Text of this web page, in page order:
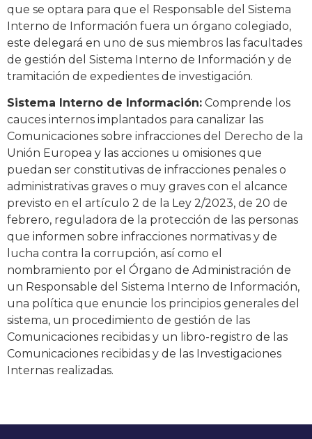
que se optara para que el Responsable del Sistema
Interno de Información fuera un órgano colegiado,
este delegará en uno de sus miembros las facultades
de gestión del Sistema Interno de Información y de
tramitación de expedientes de investigación.
Sistema Interno de Información: Comprende los
cauces internos implantados para canalizar las
Comunicaciones sobre infracciones del Derecho de la
Unión Europea y las acciones u omisiones que
puedan ser constitutivas de infracciones penales o
administrativas graves o muy graves con el alcance
previsto en el artículo 2 de la Ley 2/2023, de 20 de
febrero, reguladora de la protección de las personas
que informen sobre infracciones normativas y de
lucha contra la corrupción, así como el
nombramiento por el Órgano de Administración de
un Responsable del Sistema Interno de Información,
una política que enuncie los principios generales del
sistema, un procedimiento de gestión de las
Comunicaciones recibidas y un libro-registro de las
Comunicaciones recibidas y de las Investigaciones
Internas realizadas.